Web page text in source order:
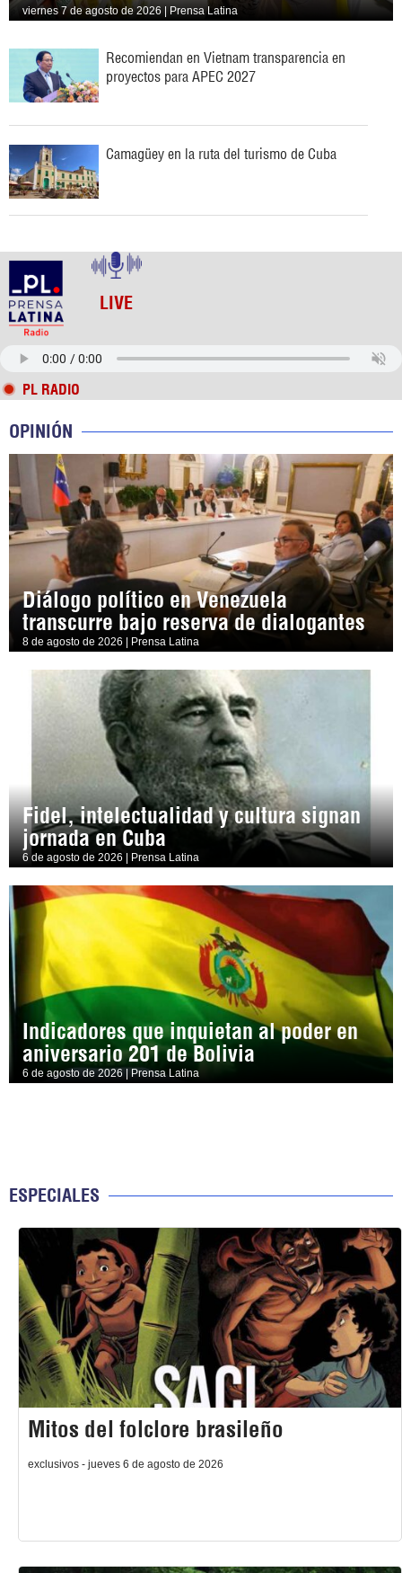
viernes 7 de agosto de 2026 | Prensa Latina
Recomiendan en Vietnam transparencia en
proyectos para APEC 2027
Camagüey en la ruta del turismo de Cuba
LIVE
PL RADIO
OPINIÓN
Diálogo político en Venezuela
transcurre bajo reserva de dialogantes
8 de agosto de 2026 | Prensa Latina
Fidel, intelectualidad y cultura signan
jornada en Cuba
6 de agosto de 2026 | Prensa Latina
Indicadores que inquietan al poder en
aniversario 201 de Bolivia
6 de agosto de 2026 | Prensa Latina
ESPECIALES
Mitos del folclore brasileño
exclusivos - jueves 6 de agosto de 2026